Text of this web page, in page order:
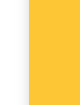
Reykjavík
och